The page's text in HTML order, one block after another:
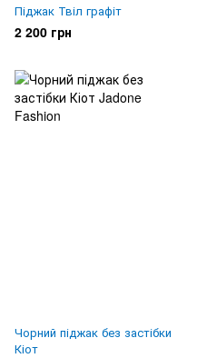
Піджак Твіл графіт
2 200 грн
Чорний піджак без застібки
Кіот